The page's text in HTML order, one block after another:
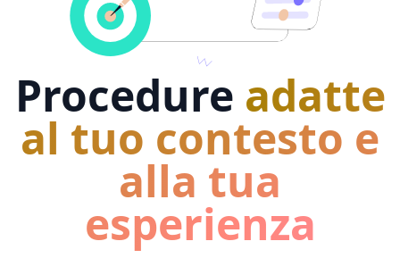
Procedure adatte
al tuo contesto e
alla tua
esperienza